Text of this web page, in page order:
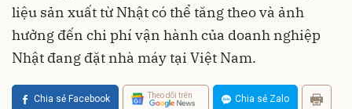
liệu sản xuất từ Nhật có thể tăng theo và ảnh
hưởng đến chi phí vận hành của doanh nghiệp
Nhật đang đặt nhà máy tại Việt Nam.
Chia sẻ Facebook Theo dõi trên Chia sẻ Zalo